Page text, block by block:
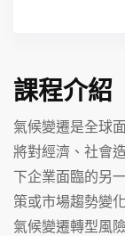
課程介紹
氣候變遷是全球
將對經濟、社會
下企業面臨的另
策或市場趨勢變
氣候變遷轉型風